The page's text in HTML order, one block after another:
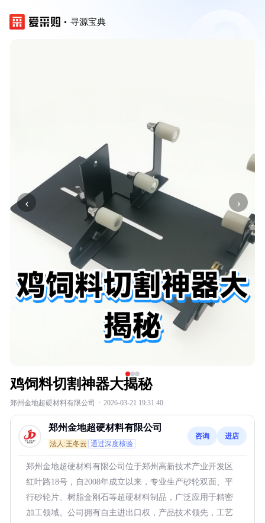
寻源宝典
‹ ›
鸡饲料切割神器大揭秘
郑州金地超硬材料有限公司 · 2026-03-21 19:31:40
郑州金地超硬材料有限公司
法人:王冬云 通过深度核验
咨询 进店
郑州金地超硬材料有限公司位于郑州高新技术产业开发区
红叶路18号，自2008年成立以来，专业生产砂轮双面、平
行砂轮片、树脂金刚石等超硬材料制品，广泛应用于精密
加工领域。公司拥有自主进出口权，产品技术领先，工艺